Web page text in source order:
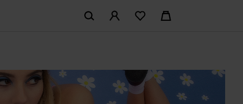
ZALOGUJ SIĘ